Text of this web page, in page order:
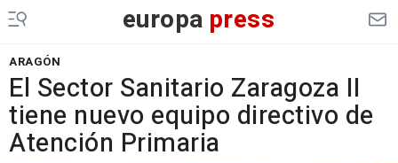
europa press
ARAGÓN
El Sector Sanitario Zaragoza II
tiene nuevo equipo directivo de
Atención Primaria